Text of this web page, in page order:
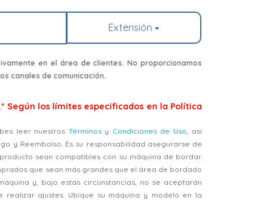
Extensión
en el área de clientes. No proporcionamos
canales de comunicación.
Según los límites especificados en la Política
leer nuestros Términos y Condiciones de Uso , así
y Reembolso. Es su responsabilidad asegurarse de
sean compatibles con su máquina de bordar.
que sean más grandes que el área de bordado
y, bajo estas circunstancias, no se aceptarán
realizar ajustes. Ubique su máquina y modelo en la